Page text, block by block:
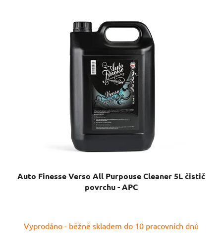
Auto Finesse Verso All Purpouse Cleaner 5L čistič
povrchu - APC
hodnocení
Vyprodáno - běžně skladem do 10 pracovních dnů